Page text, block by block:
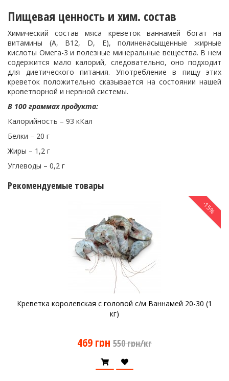
Пищевая ценность и хим. состав
Химический состав мяса креветок ваннамей богат на
витамины (А, B12, D, Е), полиненасыщенные жирные
кислоты Омега-3 и полезные минеральные вещества. В нем
содержится мало калорий, следовательно, оно подходит
для диетического питания. Употребление в пищу этих
креветок положительно сказывается на состоянии нашей
кроветворной и нервной системы.
В 100 граммах продукта:
Калорийность – 93 кКал
Белки – 20 г
Жиры – 1,2 г
Углеводы – 0,2 г
Рекомендуемые товары
-15%
Креветка королевская с головой с/м Ваннамей 20-30 (1
кг)
469 грн 550 грн/кг